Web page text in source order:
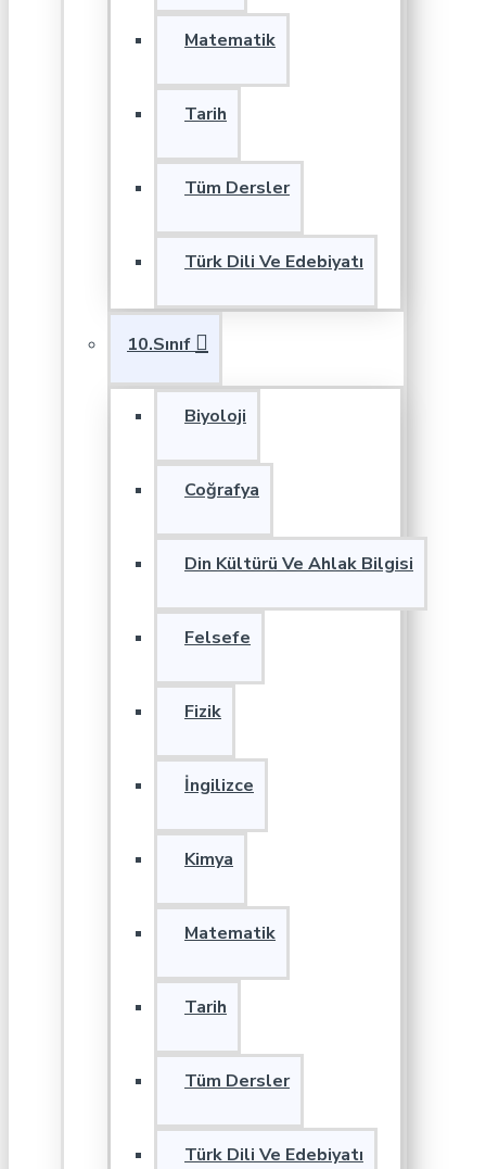
Matematik
Tarih
Tüm Dersler
Türk Dili Ve Edebiyatı
10.Sınıf
Biyoloji
Coğrafya
Din Kültürü Ve Ahlak Bilgisi
Felsefe
Fizik
İngilizce
Kimya
Matematik
Tarih
Tüm Dersler
Türk Dili Ve Edebiyatı